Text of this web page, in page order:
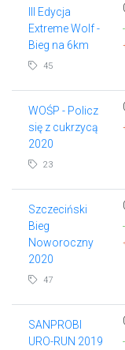
III Edycja
Extreme Wolf -
Bieg na 6km
45
WOŚP - Policz
się z cukrzycą
2020
23
Szczeciński
Bieg
Noworoczny
2020
47
SANPROBI
URO-RUN 2019